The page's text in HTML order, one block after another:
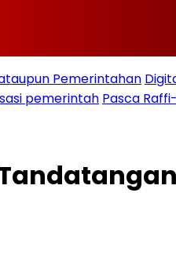
Pemerintahan
pemerintah Pasca